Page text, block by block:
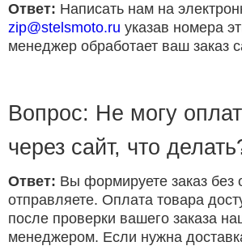
Ответ: Написать нам на
zip@stelsmoto.ru указав номера
менеджер обработает ваш заказ
Вопрос: Не могу
через сайт, что
Ответ: Вы формируете заказ без
отправляете. Оплата товара
после проверки вашего заказа
менеджером. Если нужна